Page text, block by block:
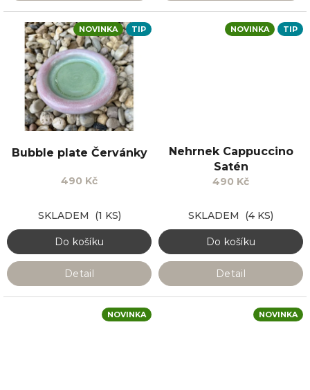
NOVINKA TIP
Bubble plate Červánky
490 Kč
SKLADEM (1 KS)
Do košíku
Detail
NOVINKA TIP
Nehrnek Cappuccino
Satén
490 Kč
SKLADEM (4 KS)
Do košíku
Detail
NOVINKA NOVINKA